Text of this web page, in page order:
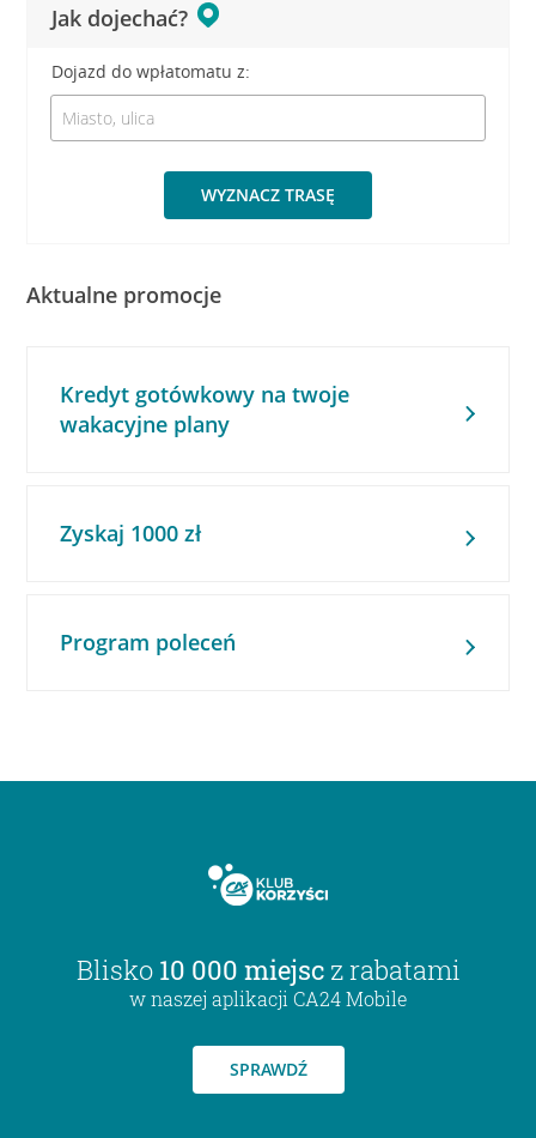
Jak dojechać?
Dojazd do wpłatomatu z:
WYZNACZ TRASĘ
Aktualne promocje
Kredyt gotówkowy na twoje
wakacyjne plany
Zyskaj 1000 zł
Program poleceń
Blisko 10 000 miejsc z rabatami
w naszej aplikacji CA24 Mobile
SPRAWDŹ